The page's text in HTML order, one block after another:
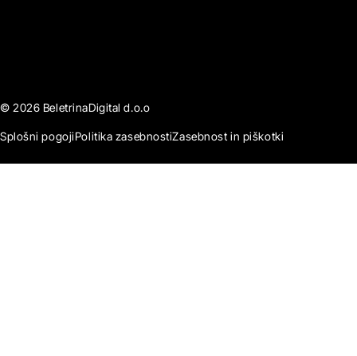
© 2026 BeletrinaDigital d.o.o
Splošni pogojiPolitika zasebnostiZasebnost in piškotki